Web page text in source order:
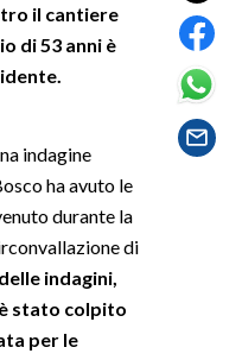
il cantiere
di 53 anni è
indagine
ha avuto le
durante la
di
indagini,
è stato colpito
per le